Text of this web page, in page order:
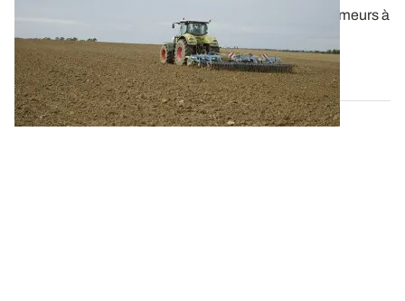
Herses de déchaumage, bêches roulantes, déchaumeurs à
disques indépendants, cultivateurs...
11 AOÛT 2025